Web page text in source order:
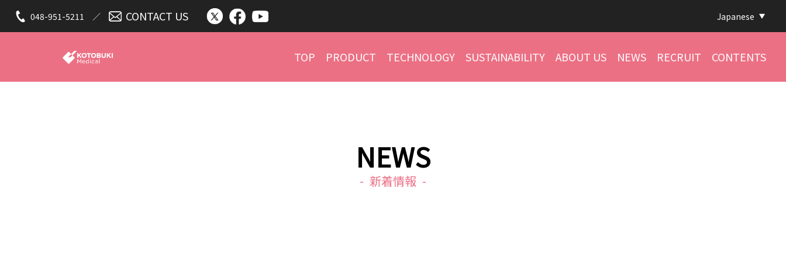
048-951-5211 CONTACT US Japanese
TOP PRODUCT TECHNOLOGY SUSTAINABILITY ABOUT US NEWS RECRUIT CONTENTS
NEWS
新着情報